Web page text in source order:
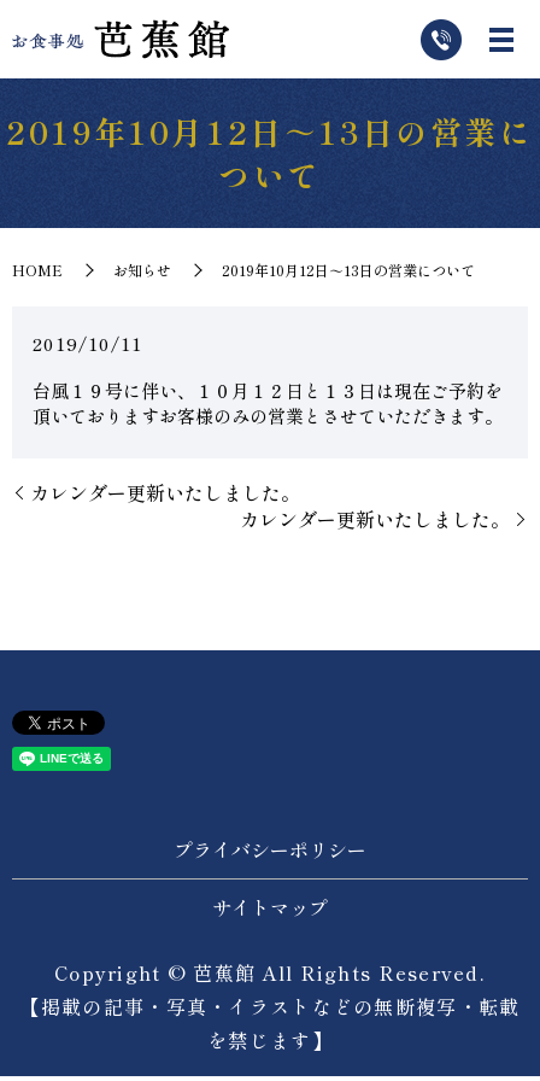
2019年10月12日～13日の営業に
ついて
HOME お知らせ 2019年10月12日～13日の営業について
2019/10/11
台風１９号に伴い、１０月１２日と１３日は現在ご予約を
頂いておりますお客様のみの営業とさせていただきます。
カレンダー更新いたしました。
カレンダー更新いたしました。
プライバシーポリシー
サイトマップ
Copyright © 芭蕉館 All Rights Reserved.
【掲載の記事・写真・イラストなどの無断複写・転載
を禁じます】